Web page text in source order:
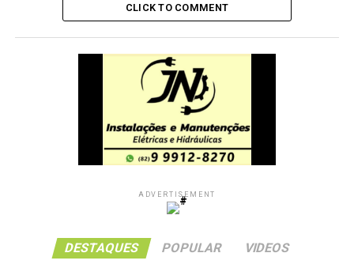
CLICK TO COMMENT
ADVERTISEMENT
DESTAQUES POPULAR VIDEOS